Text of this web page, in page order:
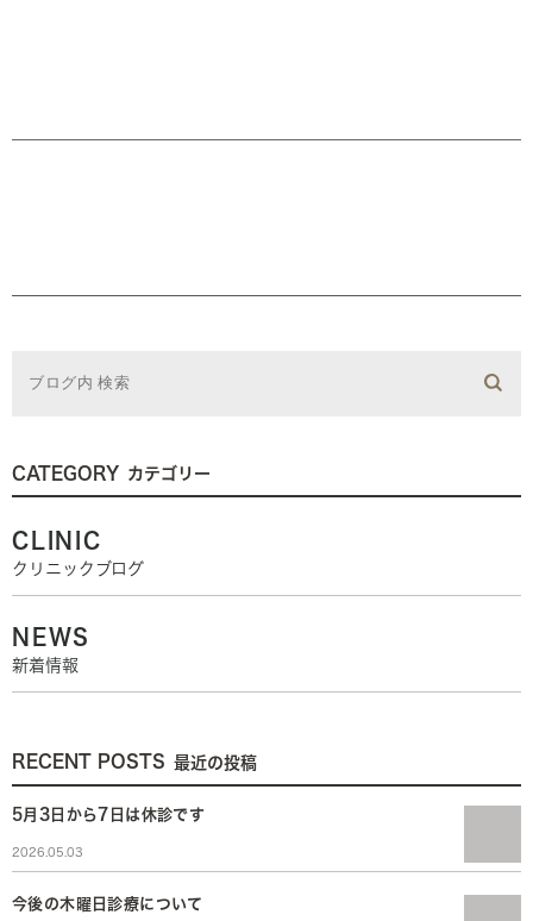
CATEGORY カテゴリー
CLINIC
クリニックブログ
NEWS
新着情報
RECENT POSTS 最近の投稿
5月3日から7日は休診です
2026.05.03
今後の木曜日診療について